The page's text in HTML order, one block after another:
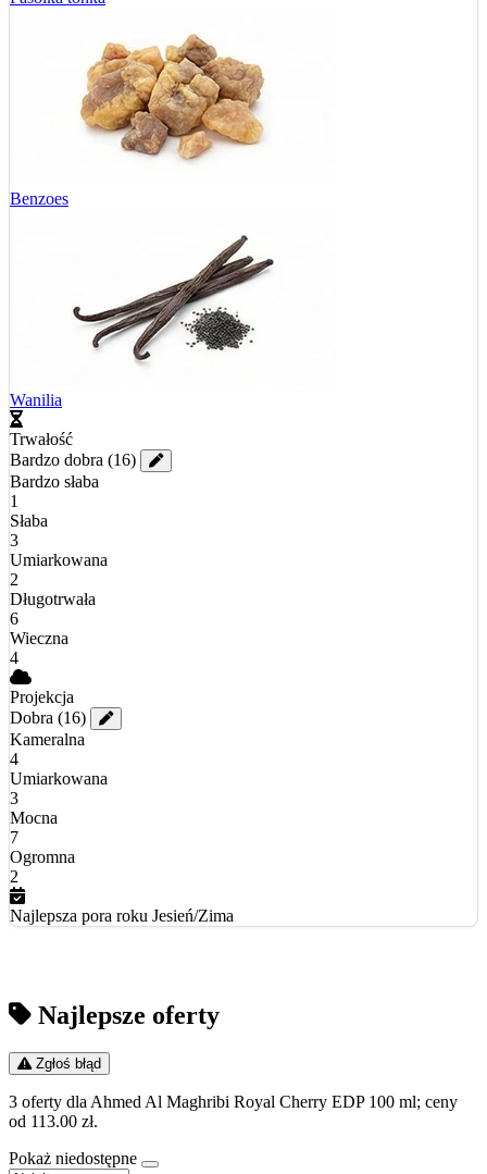
Benzoes
Wanilia
Trwałość
Bardzo dobra (16)
Bardzo słaba
1
Słaba
3
Umiarkowana
2
Długotrwała
6
Wieczna
4
Projekcja
Dobra (16)
Kameralna
4
Umiarkowana
3
Mocna
7
Ogromna
2
Najlepsza pora roku Jesień/Zima
Najlepsze oferty
Zgłoś błąd
3 oferty dla Ahmed Al Maghribi Royal Cherry EDP 100 ml; ceny
od 113.00 zł.
Pokaż niedostępne